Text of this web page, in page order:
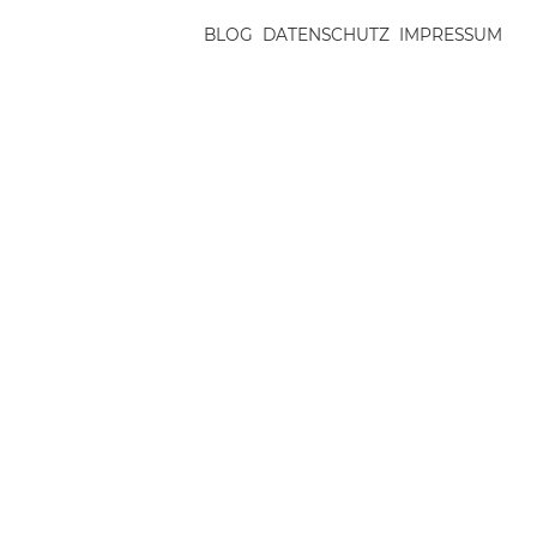
BLOG DATENSCHUTZ IMPRESSUM